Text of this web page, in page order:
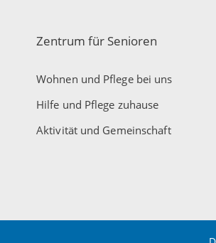
Zentrum für Senioren
Wohnen und Pflege bei uns
Hilfe und Pflege zuhause
Aktivität und Gemeinschaft